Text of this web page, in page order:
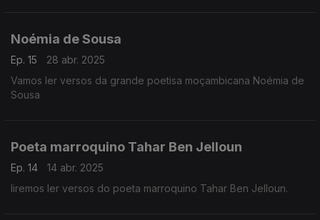
Noémia de Sousa
Ep. 15
28 abr. 2025
Vamos ler versos da grande poetisa moçambicana Noémia de
Sousa
Poeta marroquino Tahar Ben Jelloun
Ep. 14
14 abr. 2025
Iiremos ler versos do poeta marroquino Tahar Ben Jelloun.